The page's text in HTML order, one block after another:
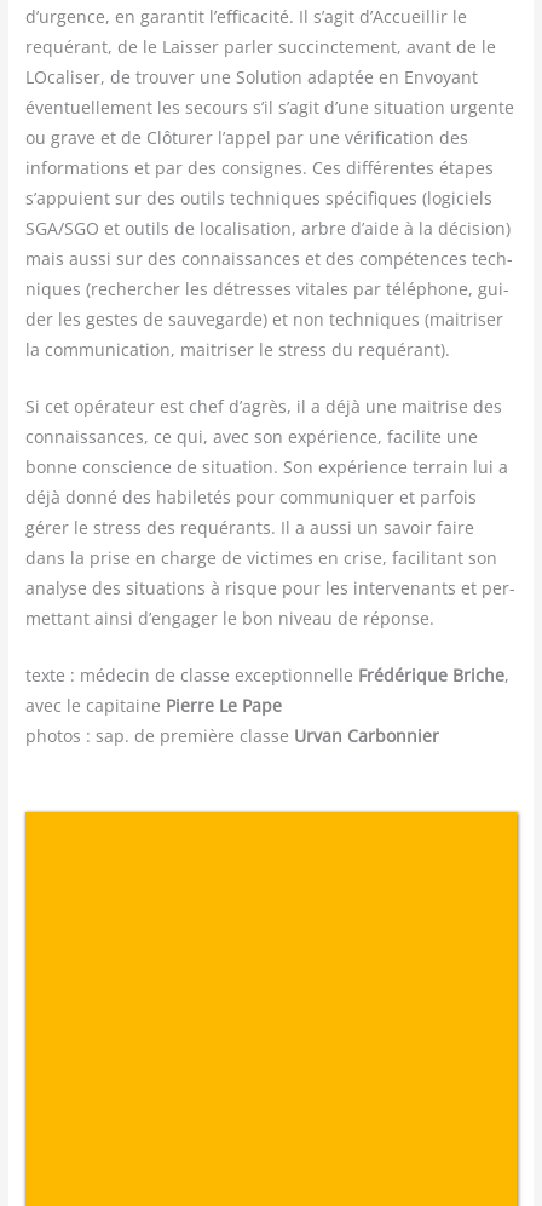
d’urgence, en garan­tit l’efficacité. Il s’agit d’Accueillir le
requé­rant, de le Lais­ser par­ler suc­cinc­te­ment, avant de le
LOca­li­ser, de trou­ver une Solu­tion adap­tée en Envoyant
éven­tuel­le­ment les secours s’il s’agit d’une situa­tion urgente
ou grave et de Clô­tu­rer l’appel par une véri­fi­ca­tion des
infor­ma­tions et par des consignes. Ces dif­fé­rentes étapes
s’appuient sur des outils tech­niques spé­ci­fiques (logi­ciels
SGA/​SGO et outils de loca­li­sa­tion, arbre d’aide à la déci­sion)
mais aus­si sur des connais­sances et des com­pé­tences tech­
niques (recher­cher les détresses vitales par télé­phone, gui­
der les gestes de sau­ve­garde) et non tech­niques (mai­tri­ser
la com­mu­ni­ca­tion, mai­tri­ser le stress du requérant).
Si cet opé­ra­teur est chef d’agrès, il a déjà une mai­trise des
connais­sances, ce qui, avec son expé­rience, faci­lite une
bonne conscience de situa­tion. Son expé­rience ter­rain lui a
déjà don­né des habi­le­tés pour com­mu­ni­quer et par­fois
gérer le stress des requé­rants. Il a aus­si un savoir faire
dans la prise en charge de vic­times en crise, faci­li­tant son
ana­lyse des situa­tions à risque pour les inter­ve­nants et per­
met­tant ain­si d’engager le bon niveau de réponse.
texte : médecin de classe exceptionnelle Frédérique Briche,
avec le capitaine Pierre Le Pape
photos : sap. de première classe Urvan Carbonnier